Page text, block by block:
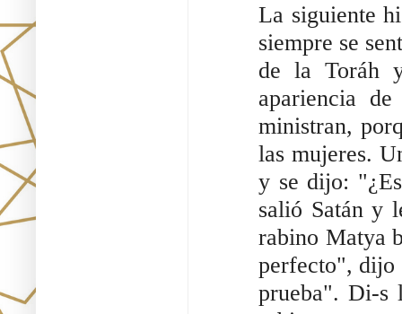
La siguiente
siempre se
de la Toráh
apariencia
ministran,
las mujeres.
y se dijo:
salió Satán y
rabino Matya
perfecto", dijo
prueba". Di-s